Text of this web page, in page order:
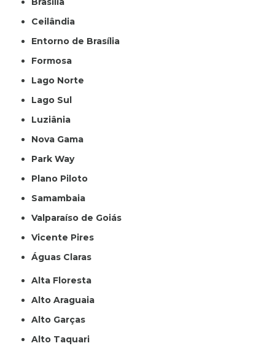
Ceilândia
Entorno de Brasília
Formosa
Lago Norte
Lago Sul
Luziânia
Nova Gama
Park Way
Plano Piloto
Samambaia
Valparaíso de Goiás
Vicente Pires
Águas Claras
Alta Floresta
Alto Araguaia
Alto Garças
Alto Taquari